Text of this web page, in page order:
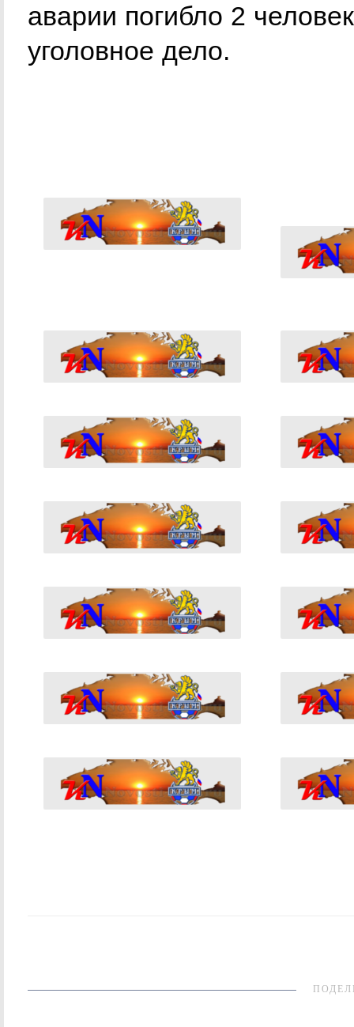
аварии погибло 2
уголовное дело.